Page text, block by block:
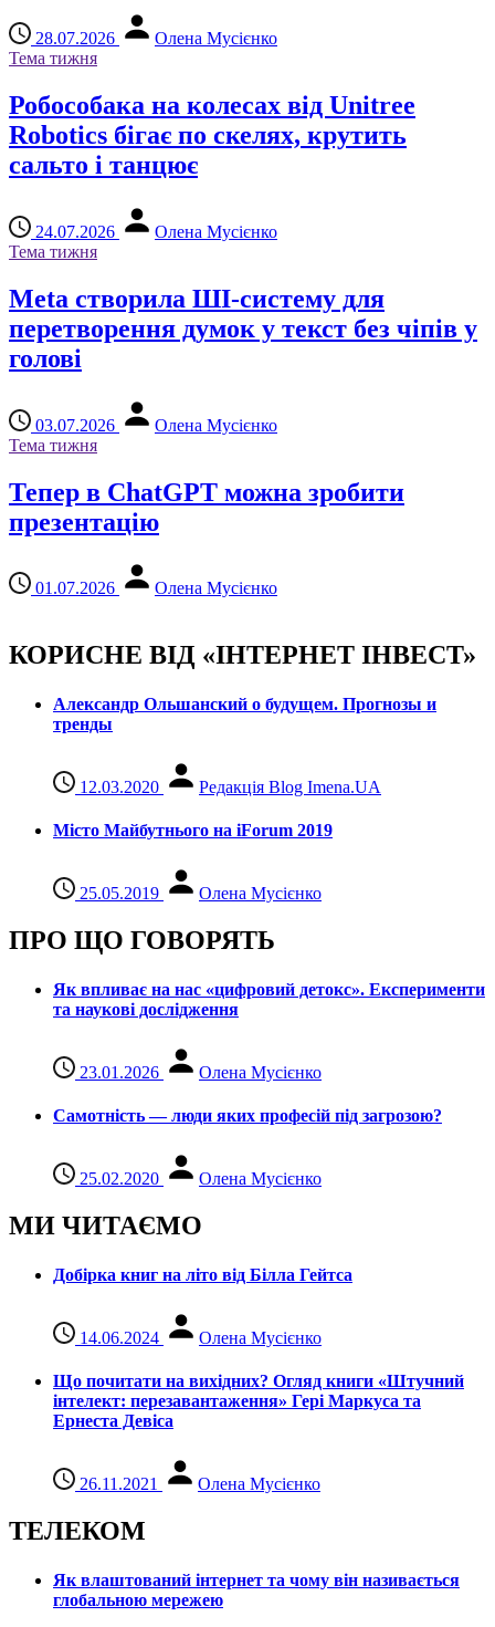
28.07.2026
Олена Мусієнко
Тема тижня
Робособака на колесах від Unitree
Robotics бігає по скелях, крутить
сальто і танцює
24.07.2026
Олена Мусієнко
Тема тижня
Meta створила ШІ-систему для
перетворення думок у текст без чіпів у
голові
03.07.2026
Олена Мусієнко
Тема тижня
Тепер в ChatGPT можна зробити
презентацію
01.07.2026 Олена Мусієнко
КОРИСНЕ ВІД «ІНТЕРНЕТ ІНВЕСТ»
Александр Ольшанский о будущем. Прогнозы и
тренды
12.03.2020 Редакція Blog Imena.UA
Місто Майбутнього на iForum 2019
25.05.2019 Олена Мусієнко
ПРО ЩО ГОВОРЯТЬ
Як впливає на нас «цифровий детокс». Експерименти
та наукові дослідження
23.01.2026 Олена Мусієнко
Самотність — люди яких професій під загрозою?
25.02.2020 Олена Мусієнко
МИ ЧИТАЄМО
Добірка книг на літо від Білла Гейтса
14.06.2024 Олена Мусієнко
Що почитати на вихідних? Огляд книги «Штучний
інтелект: перезавантаження» Гері Маркуса та
Ернеста Девіса
26.11.2021 Олена Мусієнко
ТЕЛЕКОМ
Як влаштований інтернет та чому він називається
глобальною мережею